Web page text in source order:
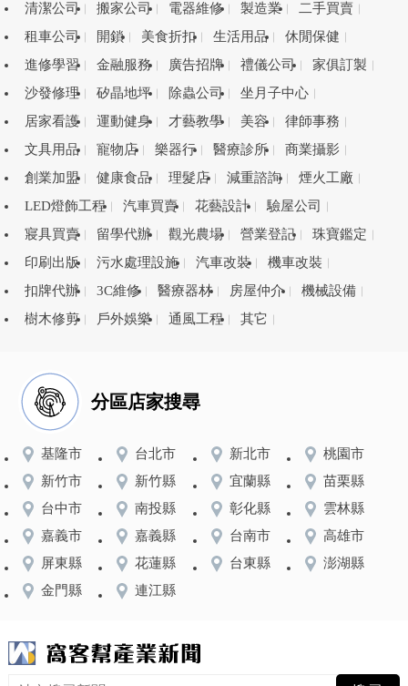
清潔公司
搬家公司 電器維修 製造業
二手買賣
租車公司
開鎖 美食折扣 生活用品
休閒保健
進修學習
金融服務 廣告招牌 禮儀公司
家俱訂製
沙發修理
矽晶地坪 除蟲公司
坐月子中心
居家看護
運動健身 才藝教學 美容
律師事務
文具用品
寵物店 樂器行 醫療診所
商業攝影
創業加盟
健康食品 理髮店 減重諮詢
煙火工廠
LED燈飾工程
汽車買賣 花藝設計
驗屋公司
寢具買賣
留學代辦 觀光農場 營業登記
珠寶鑑定
印刷出版
污水處理設施 汽車改裝
機車改裝
扣牌代辦
3C維修 醫療器材 房屋仲介
機械設備
樹木修剪
戶外娛樂 通風工程 其它
分區店家搜尋
基隆市 台北市 新北市
桃園市
新竹市
新竹縣 宜蘭縣
苗栗縣
台中市
南投縣 彰化縣
雲林縣
嘉義市
嘉義縣 台南市
高雄市
屏東縣
花蓮縣 台東縣
澎湖縣
金門縣
連江縣